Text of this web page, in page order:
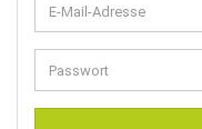
E-
Mail-
Adresse
Passwort